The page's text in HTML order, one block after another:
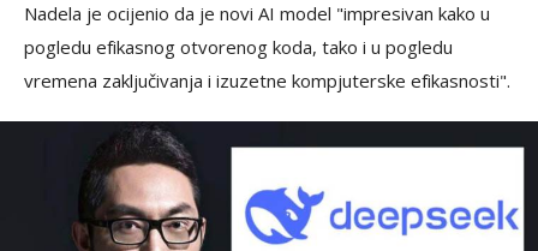
Nadela je ocijenio da je novi AI model "impresivan kako u
pogledu efikasnog otvorenog koda, tako i u pogledu
vremena zaključivanja i izuzetne kompjuterske efikasnosti".